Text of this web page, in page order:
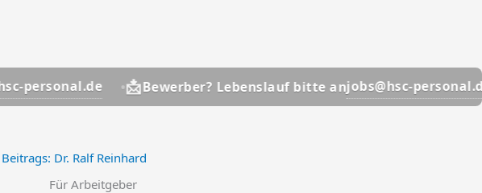
📩Bewerber? Lebenslauf bitte anjobs@hsc-personal.de 📩
Dr. Ralf Reinhard
Für Arbeitgeber